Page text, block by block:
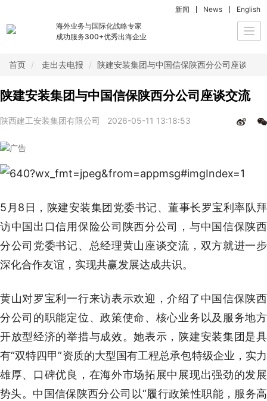
海外业务与国际化战略专家
成功服务300+优秀出海企业
新闻 News English
首页 走出去电报 陕建安装集团与中国信保陕西分公司座谈交流
陕建安装集团与中国信保陕西分公司座谈交流
陕西建工安装集团有限公司 2026-05-11 13:18:53
5月8日，陕建安装集团党委书记、董事长罗宝利率队拜
访中国出口信用保险公司陕西分公司，与中国信保陕西
分公司党委书记、总经理黄山座谈交流，双方就进一步
深化合作友谊，实现共赢发展达成共识。
黄山对罗宝利一行来访表示欢迎，介绍了中国信保陕西
分公司的职能定位、政策使命、核心业务以及服务地方
开放型经济的举措与成效。她表示，陕建安装集团是具
有“双特四甲”资质的大型国有工程总承包特级企业，实力
雄厚、口碑优良，在海外市场拓展中展现出强劲的发展
势头。中国信保陕西分公司以“履行政策性职能，服务高